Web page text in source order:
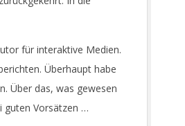
für interaktive Medien.
Überhaupt habe
Über das, was gewesen
guten Vorsätzen …